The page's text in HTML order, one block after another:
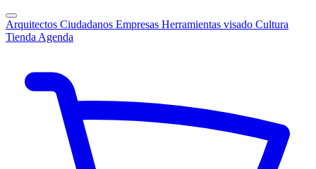
Arquitectos Ciudadanos Empresas Herramientas visado Cultura
Tienda Agenda